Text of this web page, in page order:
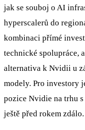
jak se souboj o AI
hyperscalerů do
kombinaci přímé
technické spolupráce,
alternativa k Nvidii u
modely. Pro investory
pozice Nvidie na trhu
ještě před rokem zdálo.